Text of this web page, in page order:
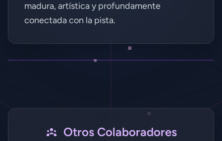
madura, artística y profundamente
conectada con la pista.
Otros Colaboradores